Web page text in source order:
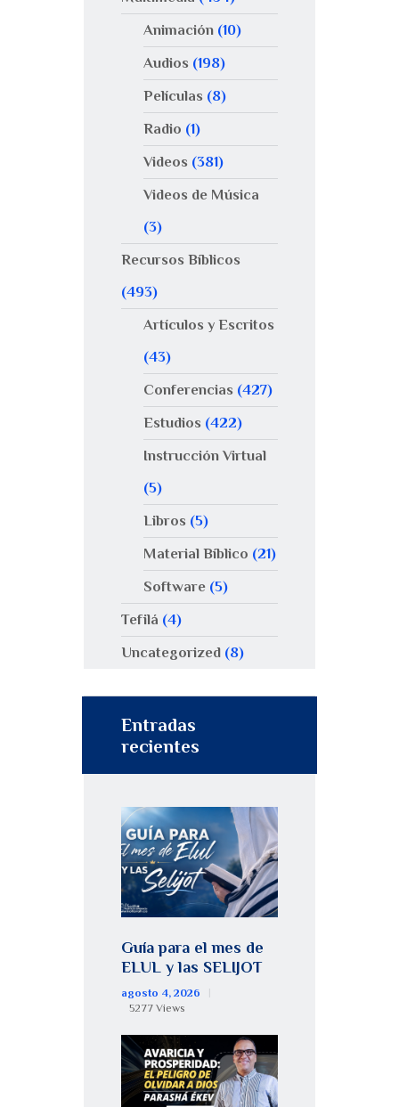
Animación(10)
Audios (198)
Películas (8)
Radio (1)
Videos (381)
Videos de Música
(3)
Recursos Bíblicos
(493)
Artículos y Escritos
(43)
Conferencias (427)
Estudios (422)
Instrucción Virtual
(5)
Libros (5)
Material Bíblico (21)
Software(5)
Tefilá (4)
Uncategorized (8)
Entradas
recientes
Guía para el mes de
ELUL y las SELIJOT
agosto 4, 2026
5277 Views